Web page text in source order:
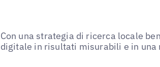
Con una strategia di ricerca locale
digitale in risultati misurabili e in una